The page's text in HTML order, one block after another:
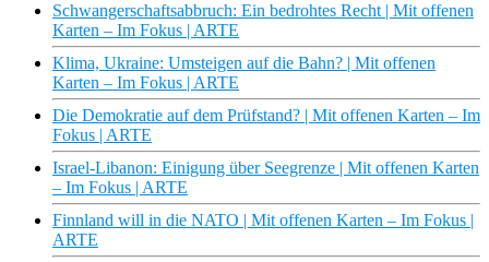
Schwangerschaftsabbruch: Ein bedrohtes Recht | Mit offenen
Karten – Im Fokus | ARTE
Klima, Ukraine: Umsteigen auf die Bahn? | Mit offenen
Karten – Im Fokus | ARTE
Die Demokratie auf dem Prüfstand? | Mit offenen Karten – Im
Fokus | ARTE
Israel-Libanon: Einigung über Seegrenze | Mit offenen Karten
– Im Fokus | ARTE
Finnland will in die NATO | Mit offenen Karten – Im Fokus |
ARTE